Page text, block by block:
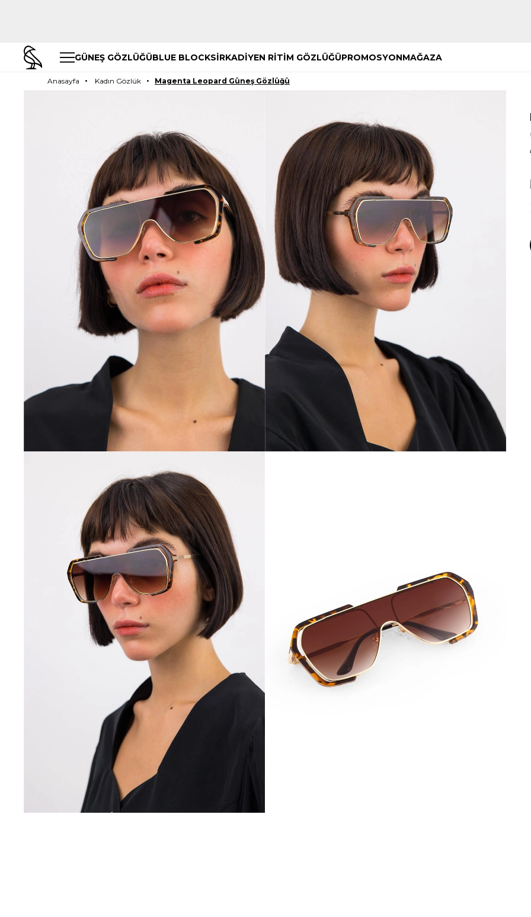
GÜNEŞ GÖZLÜĞÜBLUE BLOCKSİRKADİYEN RİTİM GÖZLÜĞÜPROMOSYONMAĞAZA
Anasayfa Kadın Gözlük Magenta Leopard Güneş Gözlüğü